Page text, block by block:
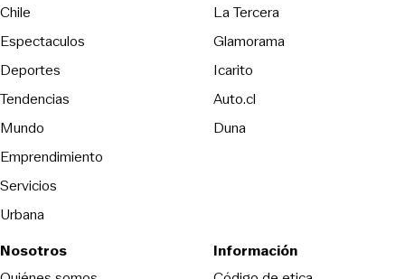
Chile
Espectaculos
Deportes
Tendencias
Mundo
Emprendimiento
Servicios
Urbana
La TerceraOpens in new
Glamorama
Icarito
Auto.cl
DunaOpens in new window
Nosotros
Información